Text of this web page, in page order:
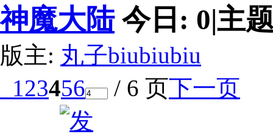
神魔大陆 今日: 0|主
版主: 丸子biubiubiu
123456 / 6 页下一页